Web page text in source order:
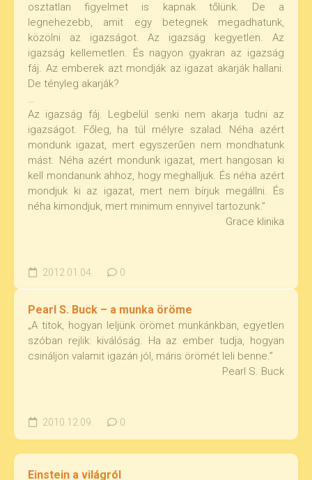
osztatlan figyelmet is kapnak tőlünk. De a
legnehezebb, amit egy betegnek megadhatunk,
közölni az igazságot. Az igazság kegyetlen. Az
igazság kellemetlen. És nagyon gyakran az igazság
fáj. Az emberek azt mondják az igazat akarják hallani.
De tényleg akarják?
…
Az igazság fáj. Legbelül senki nem akarja tudni az
igazságot. Főleg, ha túl mélyre szalad. Néha azért
mondunk igazat, mert egyszerűen nem mondhatunk
mást. Néha azért mondunk igazat, mert hangosan ki
kell mondanunk ahhoz, hogy meghalljuk. És néha azért
mondjuk ki az igazat, mert nem bírjuk megállni. És
néha kimondjuk, mert minimum ennyivel tartozunk.”
Grace klinika
2012.01.04. 0
Pearl S. Buck – a munka öröme
„A titok, hogyan leljünk örömet munkánkban, egyetlen
szóban rejlik: kiválóság. Ha az ember tudja, hogyan
csináljon valamit igazán jól, máris örömét leli benne.”
Pearl S. Buck
2010.12.09. 0
Einstein a világról